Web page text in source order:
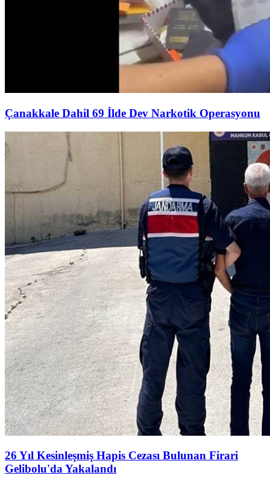
Çanakkale Dahil 69 İlde Dev Narkotik Operasyonu
26 Yıl Kesinleşmiş Hapis Cezası Bulunan Firari
Gelibolu'da Yakalandı